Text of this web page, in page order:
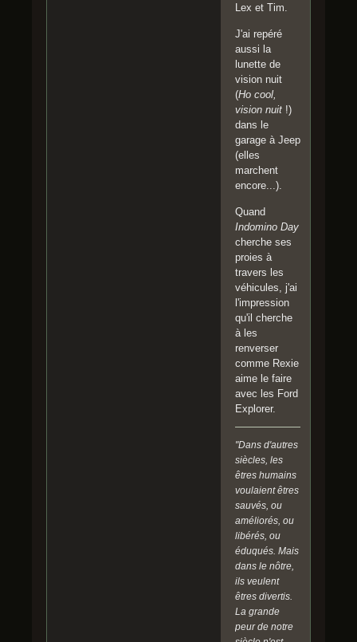
Lex et Tim.
J'ai repéré
aussi la
lunette de
vision nuit
(Ho cool,
vision nuit !)
dans le
garage à Jeep
(elles
marchent
encore...).
Quand
Indomino Day
cherche ses
proies à
travers les
véhicules, j'ai
l'impression
qu'il cherche
à les
renverser
comme Rexie
aime le faire
avec les Ford
Explorer.
"Dans d'autres
siècles, les
êtres humains
voulaient êtres
sauvés, ou
améliorés, ou
libérés, ou
éduqués. Mais
dans le nôtre,
ils veulent
êtres divertis.
La grande
peur de notre